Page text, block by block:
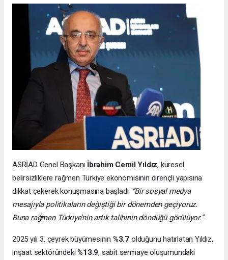
ASRİAD Genel Başkanı İbrahim Cemil Yıldız, küresel
belirsizliklere rağmen Türkiye ekonomisinin dirençli yapısına
dikkat çekerek konuşmasına başladı: “Bir sosyal medya
mesajıyla politikaların değiştiği bir dönemden geçiyoruz.
Buna rağmen Türkiye’nin artık talihinin döndüğü görülüyor.”
2025 yılı 3. çeyrek büyümesinin %3.7 olduğunu hatırlatan Yıldız,
inşaat sektöründeki%13.9, sabit sermaye oluşumundaki